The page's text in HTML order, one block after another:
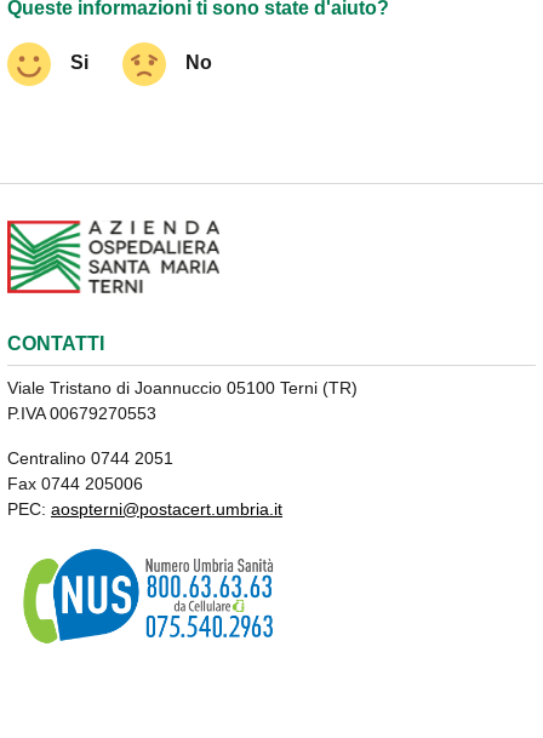
Queste informazioni ti sono state d'aiuto?
Si No
CONTATTI
Viale Tristano di Joannuccio 05100 Terni (TR)
P.IVA 00679270553
Centralino 0744 2051
Fax 0744 205006
PEC: aospterni@postacert.umbria.it